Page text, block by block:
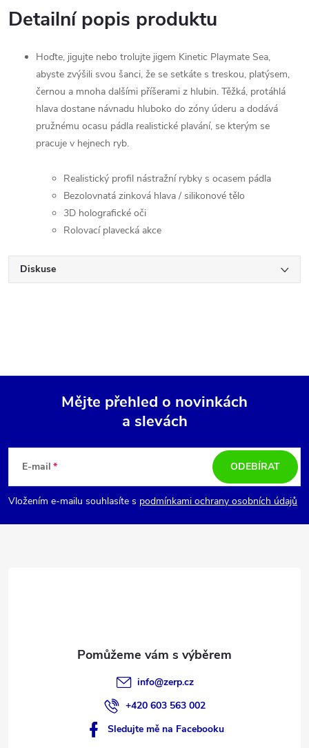
Detailní popis produktu
Hoďte, jigujte nebo trolujte jigem Kinetic Playmate Sea,
abyste zvýšili svou šanci, že se setkáte s treskou, platýsem,
černou a mnoha dalšími příšerami z hlubin. Těžká, protáhlá
hlava dostane návnadu hluboko do zóny úderu a dodává
pružnému ocasu pádla realistické plavání, se kterým se
pracuje v hejnech ryb.
Realistický profil nástražní rybky s ocasem pádla
Bezolovnatá zinková hlava / silikonové tělo
3D holografické oči
Rolovací plavecká akce
Diskuse
p
a
Mějte přehled o novinkách
a slevách
E-mail
Vložením e-mailu souhlasíte s podmínkami ochrany osobních údajů
ODEBÍRAT
info@zerp.cz
+420 603 563 002
Sledujte mě na Facebooku